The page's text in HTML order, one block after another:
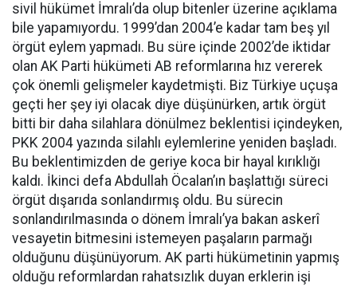
sivil hükümet İmralı’da olup bitenler üzerine açıklama
bile yapamıyordu. 1999’dan 2004’e kadar tam beş yıl
örgüt eylem yapmadı. Bu süre içinde 2002’de iktidar
olan AK Parti hükümeti AB reformlarına hız vererek
çok önemli gelişmeler kaydetmişti. Biz Türkiye uçuşa
geçti her şey iyi olacak diye düşünürken, artık örgüt
bitti bir daha silahlara dönülmez beklentisi içindeyken,
PKK 2004 yazında silahlı eylemlerine yeniden başladı.
Bu beklentimizden de geriye koca bir hayal kırıklığı
kaldı. İkinci defa Abdullah Öcalan’ın başlattığı süreci
örgüt dışarıda sonlandırmış oldu. Bu sürecin
sonlandırılmasında o dönem İmralı’ya bakan askerî
vesayetin bitmesini istemeyen paşaların parmağı
olduğunu düşünüyorum. AK parti hükümetinin yapmış
olduğu reformlardan rahatsızlık duyan erklerin işi